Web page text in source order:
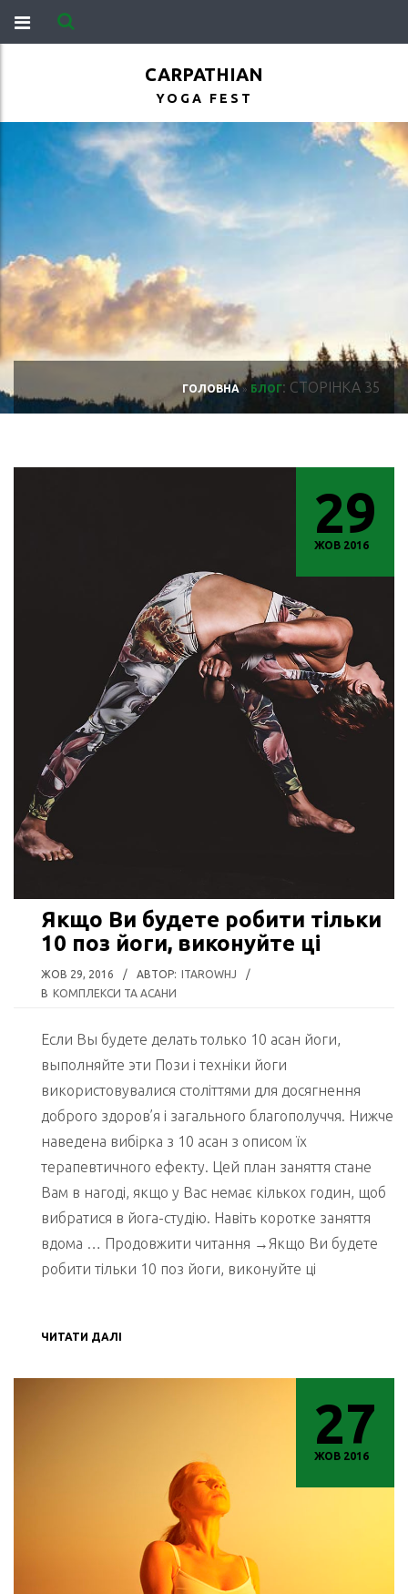
CARPATHIAN
YOGA FEST
ГОЛОВНА» БЛОГ: СТОРІНКА 35
29
ЖОВ 2016
Якщо Ви будете робити тільки
10 поз йоги, виконуйте ці
ЖОВ 29, 2016 / АВТОР: ITAROWHJ
/
В КОМПЛЕКСИ ТА АСАНИ
Если Вы будете делать только 10 асан йоги,
выполняйте эти Пози і техніки йоги
використовувалися століттями для досягнення
доброго здоров’я і загального благополуччя. Нижче
наведена вибірка з 10 асан з описом їх
терапевтичного ефекту. Цей план заняття стане
Вам в нагоді, якщо у Вас немає кількох годин, щоб
вибратися в йога-студію. Навіть коротке заняття
вдома … Продовжити читання →Якщо Ви будете
робити тільки 10 поз йоги, виконуйте ці
ЧИТАТИ ДАЛІ
27
ЖОВ 2016